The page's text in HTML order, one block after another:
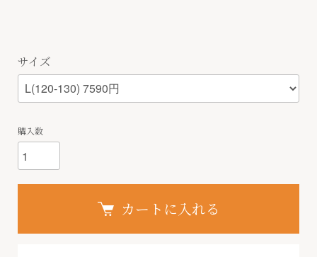
サイズ
購入数
カートに入れる